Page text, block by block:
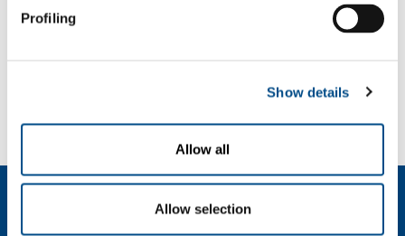
Profiling
Show details
Allow all
Allow selection
Multi-Utility
Kontaktieren Sie uns